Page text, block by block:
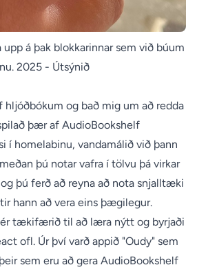
á þak blokkarinnar sem við búum
2025 - Útsýnið
hljóðbókum og bað mig um að redda
þær af AudioBookshelf
í homelabinu, vandamálið við þann
þú notar vafra í tölvu þá virkar
þú ferð að reyna að nota snjalltæki
hann að vera eins þægilegur.
tækifærið til að læra nýtt og byrjaði
ofl. Úr því varð appið "Oudy" sem
sem eru að gera AudioBookshelf